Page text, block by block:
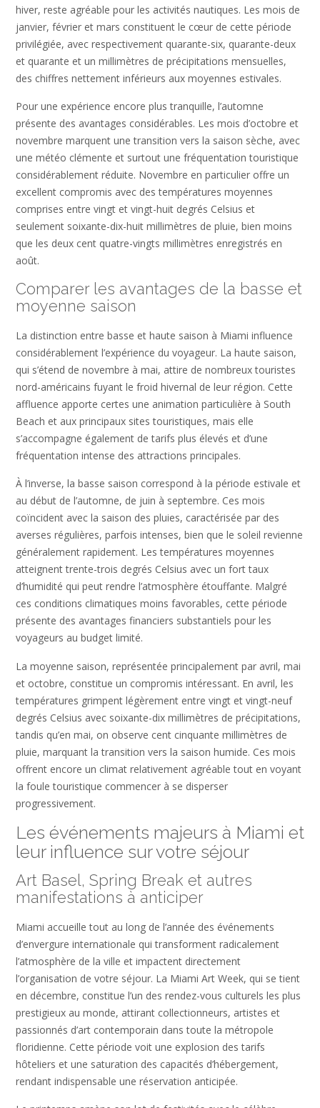
hiver, reste agréable pour les activités nautiques. Les mois de
janvier, février et mars constituent le cœur de cette période
privilégiée, avec respectivement quarante-six, quarante-deux
et quarante et un millimètres de précipitations mensuelles,
des chiffres nettement inférieurs aux moyennes estivales.
Pour une expérience encore plus tranquille, l’automne
présente des avantages considérables. Les mois d’octobre et
novembre marquent une transition vers la saison sèche, avec
une météo clémente et surtout une fréquentation touristique
considérablement réduite. Novembre en particulier offre un
excellent compromis avec des températures moyennes
comprises entre vingt et vingt-huit degrés Celsius et
seulement soixante-dix-huit millimètres de pluie, bien moins
que les deux cent quatre-vingts millimètres enregistrés en
août.
Comparer les avantages de la basse et
moyenne saison
La distinction entre basse et haute saison à Miami influence
considérablement l’expérience du voyageur. La haute saison,
qui s’étend de novembre à mai, attire de nombreux touristes
nord-américains fuyant le froid hivernal de leur région. Cette
affluence apporte certes une animation particulière à South
Beach et aux principaux sites touristiques, mais elle
s’accompagne également de tarifs plus élevés et d’une
fréquentation intense des attractions principales.
À l’inverse, la basse saison correspond à la période estivale et
au début de l’automne, de juin à septembre. Ces mois
coïncident avec la saison des pluies, caractérisée par des
averses régulières, parfois intenses, bien que le soleil revienne
généralement rapidement. Les températures moyennes
atteignent trente-trois degrés Celsius avec un fort taux
d’humidité qui peut rendre l’atmosphère étouffante. Malgré
ces conditions climatiques moins favorables, cette période
présente des avantages financiers substantiels pour les
voyageurs au budget limité.
La moyenne saison, représentée principalement par avril, mai
et octobre, constitue un compromis intéressant. En avril, les
températures grimpent légèrement entre vingt et vingt-neuf
degrés Celsius avec soixante-dix millimètres de précipitations,
tandis qu’en mai, on observe cent cinquante millimètres de
pluie, marquant la transition vers la saison humide. Ces mois
offrent encore un climat relativement agréable tout en voyant
la foule touristique commencer à se disperser
progressivement.
Les événements majeurs à Miami et
leur influence sur votre séjour
Art Basel, Spring Break et autres
manifestations à anticiper
Miami accueille tout au long de l’année des événements
d’envergure internationale qui transforment radicalement
l’atmosphère de la ville et impactent directement
l’organisation de votre séjour. La Miami Art Week, qui se tient
en décembre, constitue l’un des rendez-vous culturels les plus
prestigieux au monde, attirant collectionneurs, artistes et
passionnés d’art contemporain dans toute la métropole
floridienne. Cette période voit une explosion des tarifs
hôteliers et une saturation des capacités d’hébergement,
rendant indispensable une réservation anticipée.